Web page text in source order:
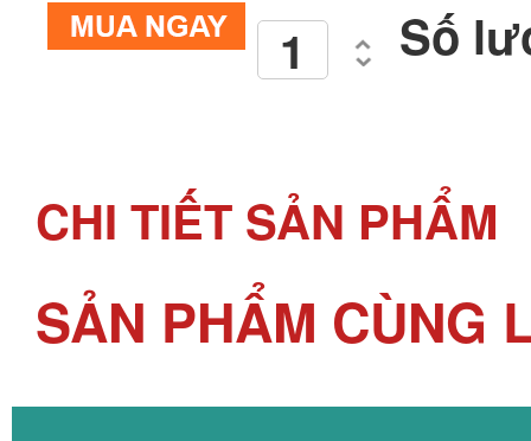
Số
CHI TIẾT SẢN PHẨM
SẢN PHẨM CÙNG